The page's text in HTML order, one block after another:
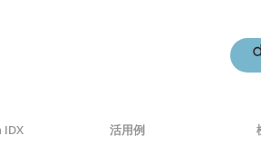
IDX 活用例